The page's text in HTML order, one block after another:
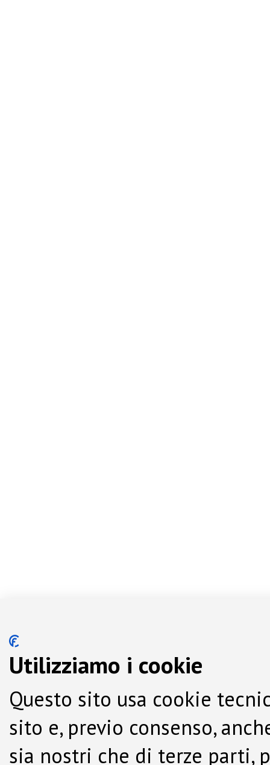
Utilizziamo i cookie
Questo sito usa cookie
sito e, previo consenso,
sia nostri che di terze parti,